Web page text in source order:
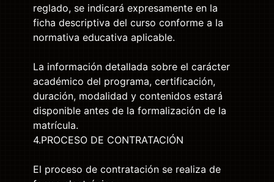
reglado, se indicará expresamente en la
ficha descriptiva del curso conforme a la
normativa educativa aplicable.
La información detallada sobre el carácter
académico del programa, certificación,
duración, modalidad y contenidos estará
disponible antes de la formalización de la
matrícula.
4.PROCESO DE CONTRATACIÓN
El proceso de contratación se realiza de